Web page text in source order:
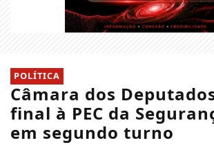
POLÍTICA
Câmara dos
final à PEC da
em segundo turno